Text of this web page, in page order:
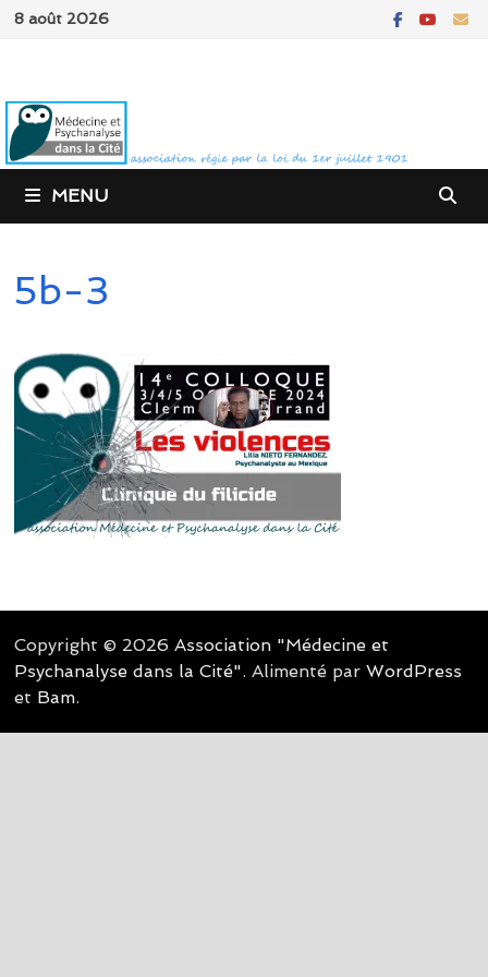
Passer
8 août 2026
MENU
5b-3
Copyright © 2026 Association "Médecine et
Psychanalyse dans la Cité". Alimenté par WordPress
et Bam.